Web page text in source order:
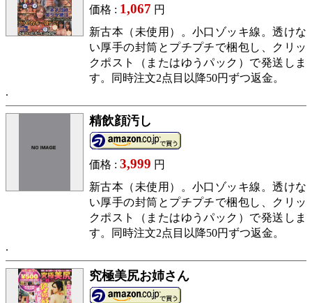
価格 : 1,067 円
新古本（未使用）。小口ゾッキ線。透けな
い厚手の封筒とプチプチで梱包し、クリッ
クポスト（またはゆうパック）で発送しま
す。同時注文2点目以降50円ずつ返金。
精飲顔汚し
価格 : 3,999 円
新古本（未使用）。小口ゾッキ線。透けな
い厚手の封筒とプチプチで梱包し、クリッ
クポスト（またはゆうパック）で発送しま
す。同時注文2点目以降50円ずつ返金。
究極美尻お姉さん